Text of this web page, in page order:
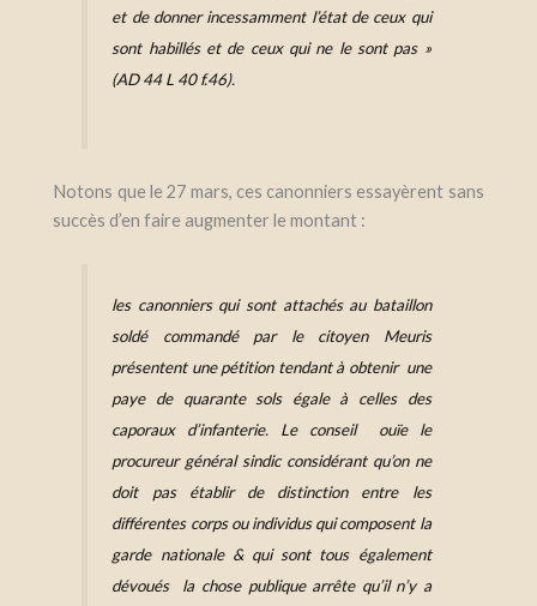
et de donner incessamment l’état de ceux qui
sont habillés et de ceux qui ne le sont pas »
(AD 44 L 40 f.46).
Notons que le 27 mars, ces canonniers essayèrent sans
succès d’en faire augmenter le montant :
les canonniers qui sont attachés au bataillon
soldé commandé par le citoyen Meuris
présentent une pétition tendant à obtenir une
paye de quarante sols égale à celles des
caporaux d’infanterie. Le conseil ouïe le
procureur général sindic considérant qu’on ne
doit pas établir de distinction entre les
différentes corps ou individus qui composent la
garde nationale & qui sont tous également
dévoués la chose publique arrête qu’il n’y a